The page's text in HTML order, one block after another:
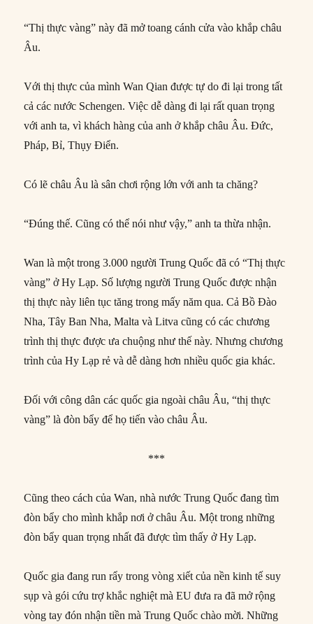
“Thị thực vàng” này đã mở toang cánh cửa vào khắp châu
Âu.
Với thị thực của mình Wan Qian được tự do đi lại trong tất
cả các nước Schengen. Việc dễ dàng đi lại rất quan trọng
với anh ta, vì khách hàng của anh ở khắp châu Âu. Đức,
Pháp, Bỉ, Thụy Điển.
Có lẽ châu Âu là sân chơi rộng lớn với anh ta chăng?
“Đúng thế. Cũng có thể nói như vậy,” anh ta thừa nhận.
Wan là một trong 3.000 người Trung Quốc đã có “Thị thực
vàng” ở Hy Lạp. Số lượng người Trung Quốc được nhận
thị thực này liên tục tăng trong mấy năm qua. Cả Bồ Đào
Nha, Tây Ban Nha, Malta và Litva cũng có các chương
trình thị thực được ưa chuộng như thế này. Nhưng chương
trình của Hy Lạp rẻ và dễ dàng hơn nhiều quốc gia khác.
Đối với công dân các quốc gia ngoài châu Âu, “thị thực
vàng” là đòn bẩy để họ tiến vào châu Âu.
***
Cũng theo cách của Wan, nhà nước Trung Quốc đang tìm
đòn bẩy cho mình khắp nơi ở châu Âu. Một trong những
đòn bẩy quan trọng nhất đã được tìm thấy ở Hy Lạp.
Quốc gia đang run rẩy trong vòng xiết của nền kinh tế suy
sụp và gói cứu trợ khắc nghiệt mà EU đưa ra đã mở rộng
vòng tay đón nhận tiền mà Trung Quốc chào mời. Những